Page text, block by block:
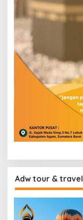
Adw tour & travel